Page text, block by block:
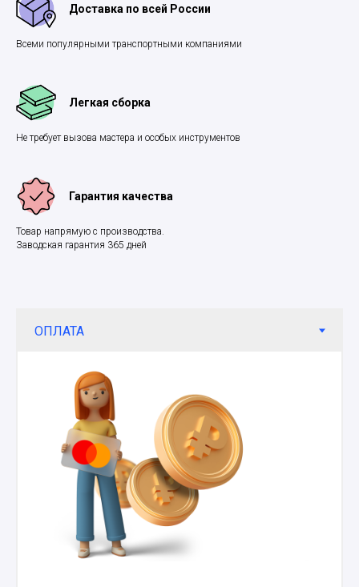
Доставка по всей России
Всеми популярными транспортными компаниями
Легкая сборка
Не требует вызова мастера и особых инструментов
Гарантия качества
Товар напрямую с производства.
Заводская гарантия 365 дней